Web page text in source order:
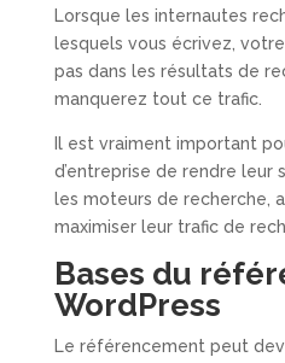
Lorsque les internautes
lesquels vous écrivez,
pas dans les résultats de
manquerez tout ce trafic.
Il est vraiment important
d’entreprise de rendre leur
les moteurs de recherche,
maximiser leur trafic de
Bases du
WordPress
Le référencement peut